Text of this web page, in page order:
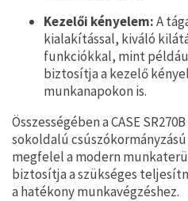
Kezelői kényelem:A
kialakítással, kiváló
funkciókkal, mint
biztosítja a kezelő
munkanapokon is.
Összességében a CASE
sokoldalú
megfelel a modern
biztosítja a szükséges
a hatékony munkavégzéshez.